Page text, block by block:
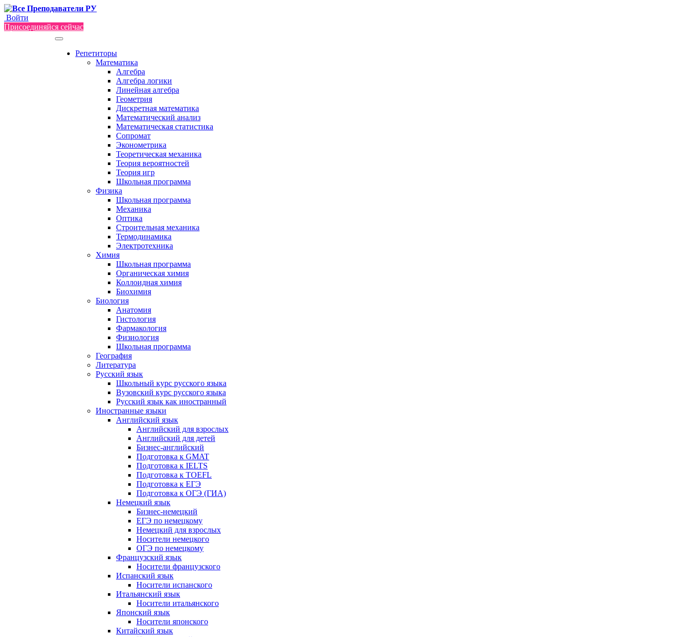
Войти
Присоединяйся сейчас
Репетиторы
Математика
Алгебра
Алгебра логики
Линейная алгебра
Геометрия
Дискретная математика
Математический анализ
Математическая статистика
Сопромат
Эконометрика
Теоретическая механика
Теория вероятностей
Теория игр
Школьная программа
Физика
Школьная программа
Механика
Оптика
Строительная механика
Термодинамика
Электротехника
Химия
Школьная программа
Органическая химия
Коллоидная химия
Биохимия
Биология
Анатомия
Гистология
Фармакология
Физиология
Школьная программа
География
Литература
Русский язык
Школьный курс русского языка
Вузовский курс русского языка
Русский язык как иностранный
Иностранные языки
Английский язык
Английский для взрослых
Английский для детей
Бизнес-английский
Подготовка к GMAT
Подготовка к IELTS
Подготовка к TOEFL
Подготовка к ЕГЭ
Подготовка к ОГЭ (ГИА)
Немецкий язык
Бизнес-немецкий
ЕГЭ по немецкому
Немецкий для взрослых
Носители немецкого
ОГЭ по немецкому
Французский язык
Носители французского
Испанский язык
Носители испанского
Итальянский язык
Носители итальянского
Японский язык
Носители японского
Китайский язык